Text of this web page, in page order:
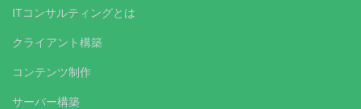
ITコンサルティングとは
クライアント構築
コンテンツ制作
サーバー構築